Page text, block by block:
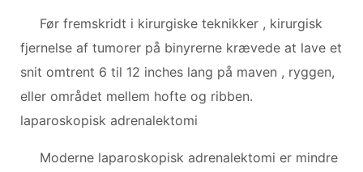
Før fremskridt i kirurgiske teknikker , kirurgisk
fjernelse af tumorer på binyrerne krævede at lave et
snit omtrent 6 til 12 inches lang på maven , ryggen,
eller området mellem hofte og ribben.
laparoskopisk adrenalektomi
Moderne laparoskopisk adrenalektomi er mindre